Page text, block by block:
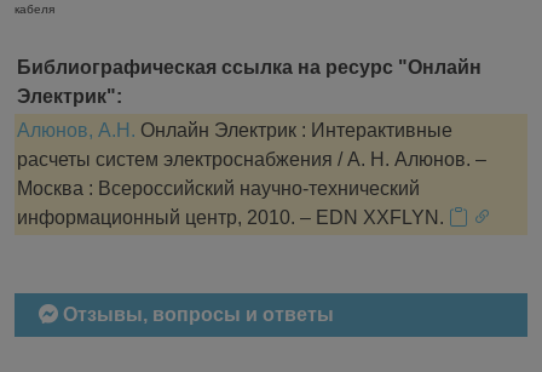
кабеля
Библиографическая ссылка на ресурс "Онлайн
Электрик":
Алюнов, А.Н. Онлайн Электрик : Интерактивные
расчеты систем электроснабжения / А. Н. Алюнов. –
Москва : Всероссийский научно-технический
информационный центр, 2010. – EDN XXFLYN.
Отзывы, вопросы и ответы